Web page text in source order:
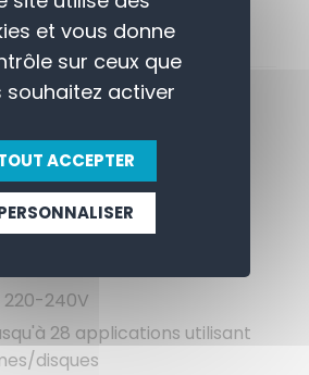
CONTACTEZ-NOUS
disque éminceur de 2,5mm
240V
28 applications utilisant
disques
et vous donne
sur ceux que
souhaitez activer
ACCEPTER